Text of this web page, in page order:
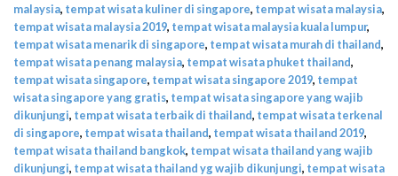
malaysia, tempat wisata kuliner di singapore, tempat wisata malaysia,
tempat wisata malaysia 2019, tempat wisata malaysia kuala lumpur,
tempat wisata menarik di singapore, tempat wisata murah di thailand,
tempat wisata penang malaysia, tempat wisata phuket thailand,
tempat wisata singapore, tempat wisata singapore 2019, tempat
wisata singapore yang gratis, tempat wisata singapore yang wajib
dikunjungi, tempat wisata terbaik di thailand, tempat wisata terkenal
di singapore, tempat wisata thailand, tempat wisata thailand 2019,
tempat wisata thailand bangkok, tempat wisata thailand yang wajib
dikunjungi, tempat wisata thailand yg wajib dikunjungi, tempat wisata